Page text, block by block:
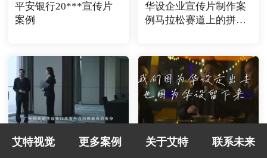
平安银行20***宣传片
案例
华设企业宣传片制作案
例马拉松赛道上的拼搏
华设企业宣传片制作案
例市场疆场上的拼搏者
华设企业宣传片制作案
例一碗馄饨里的拼搏者
艾特视觉 更多案例 关于艾特 联系未来